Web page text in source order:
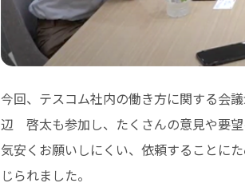
今回、テスコム社内の働き方に関する会
辺 啓太も参加し、たくさんの意見や要
気安くお願いしにくい、依頼することに
じられました。